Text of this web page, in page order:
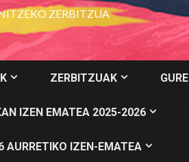
ZERBITZUA
ZERBITZUAK
IZEN EMATEA 2025-2026
AURRETIKO IZEN-EMATEA